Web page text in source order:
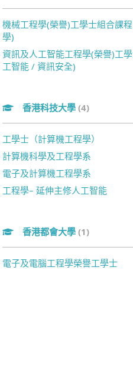
機械工程學(榮譽)工學士組合課
學)
資訊及人工智能工程學(榮譽)工
工智能 / 資訊安全)
香港科技大學 (4)
工學士（計算機工程學）
計算機科學及工程學系
電子及計算機工程學系
工程學– 延伸主修人工智能
香港都會大學 (1)
電子及電腦工程學榮譽工學士